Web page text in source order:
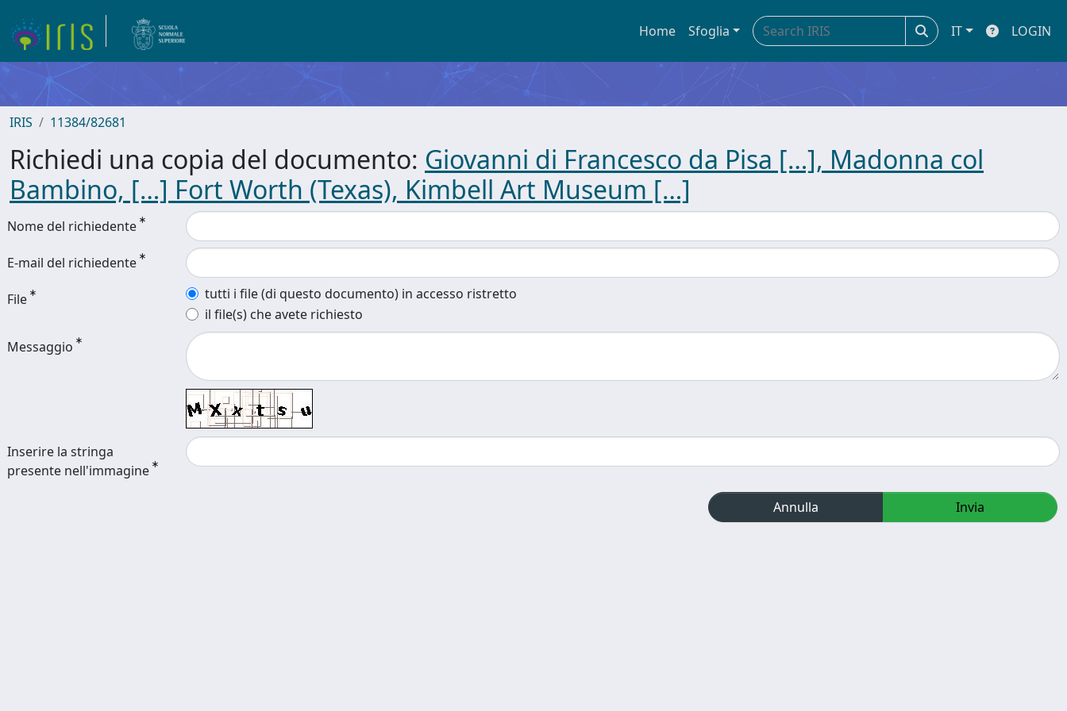
Home Sfoglia IT LOGIN
IRIS 11384/82681
Richiedi una copia del documento: Giovanni di Francesco da Pisa […], Madonna col
Bambino, […] Fort Worth (Texas), Kimbell Art Museum […]
Nome del richiedente
E-mail del richiedente
File
tutti i file (di questo documento) in accesso ristretto
il file(s) che avete richiesto
Messaggio
Inserire la stringa
presente nell'immagine
Annulla Invia